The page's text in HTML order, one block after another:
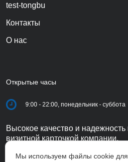
test-tongbu
Контакты
О нас
Открытые часы
9:00 - 22:00, понедельник - суббота
Высокое качество и
визитной карточкой компании.
Мы используем файлы cookie